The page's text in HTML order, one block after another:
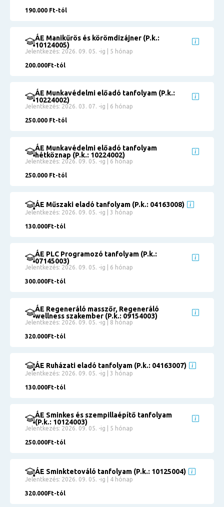
190.000 Ft-tól
ÁE Manikűrös és körömdizájner (P.k.:
10124005)
Jelentkezés: 2026. 09. 05. -ig | 5 hónap
200.000Ft-tól
ÁE Munkavédelmi előadó tanfolyam (P.k.:
10224002)
Jelentkezés: 2026. 03. 07. -ig | 6 hónap
250.000 Ft-tól
ÁE Munkavédelmi előadó tanfolyam
hétköznap (P.k.: 10224002)
Jelentkezés: 2026. 09. 05. -ig | 6 hónap
250.000 Ft-tól
ÁE Műszaki eladó tanfolyam (P.k.: 04163008)
Jelentkezés: 2026. 09. 05. -ig | 3 hónap
130.000Ft-tól
ÁE PLC Programozó tanfolyam (P.k.:
07145003)
Jelentkezés: 2026. 09. 05. -ig | 6 hónap
300.000Ft-tól
ÁE Regeneráló masszőr, Regeneráló
wellness szakember (P.k.: 09154003)
Jelentkezés: 2026. 09. 05. -ig | 8 hónap
320.000Ft-tól
ÁE Ruházati eladó tanfolyam (P.k.: 04163007)
Jelentkezés: 2026. 09. 05. -ig | 3 hónap
130.000Ft-tól
ÁE Sminkes és szempillaépítő tanfolyam
(P.k.: 10124003)
Jelentkezés: 2026. 09. 05. -ig | 5 hónap
250.000Ft-tól
ÁE Sminktetováló tanfolyam (P.k.: 10125004)
Jelentkezés: 2026. 09. 05. -ig | 4 hónap
320.000Ft-tól